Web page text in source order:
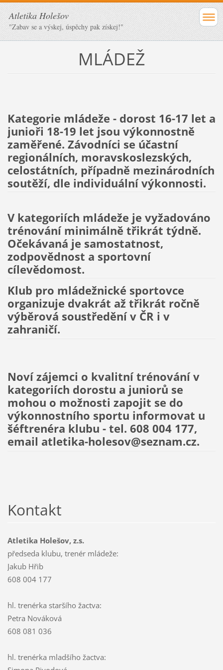
Atletika Holešov
"Zabav se a výskej, úspěchy pak získej!"
MLÁDEŽ
Kategorie mládeže - dorost 16-17 let a
junioři 18-19 let jsou výkonnostně
zaměřené. Závodníci se účastní
regionálních, moravskoslezských,
celostátních, případně mezinárodních
soutěží, dle individuální výkonnosti.
V kategoriích mládeže je vyžadováno
trénování minimálně třikrát týdně.
Očekávaná je samostatnost,
zodpovědnost a sportovní
cílevědomost.
Klub pro mládežnické sportovce
organizuje dvakrát až třikrát ročně
výběrová soustředění v ČR i v
zahraničí.
Noví zájemci o kvalitní trénování v
kategoriích dorostu a juniorů se
mohou o možnosti zapojit se do
výkonnostního sportu informovat u
šéftrenéra klubu - tel. 608 004 177,
email atletika-holesov@seznam.cz.
Kontakt
Atletika Holešov, z.s.
předseda klubu, trenér mládeže:
Jakub Hřib
608 004 177
hl. trenérka staršího žactva:
Petra Nováková
608 081 036
hl. trenérka mladšího žactva: